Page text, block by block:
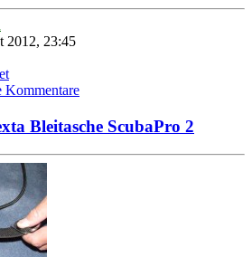
2012, 23:45
Kommentare
Bleitasche ScubaPro 2